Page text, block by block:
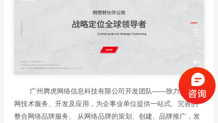
广州腾虎网络信息科技有限公司开发团队——致力于互联
网技术服务、开发及应用，为企事业单位提供一站式、完善的
整合网络品牌服务。 从网络品牌的策划、创建、品牌推广，发